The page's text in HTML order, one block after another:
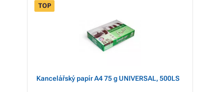
TOP
Kancelářský papír A4 75 g UNIVERSAL, 500LS